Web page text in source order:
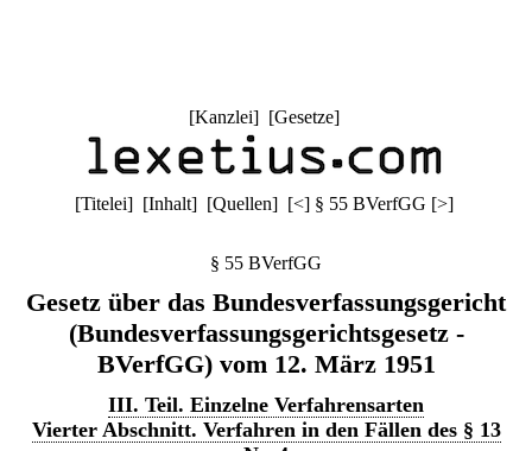
[Kanzlei] [Gesetze]
[Titelei] [Inhalt] [Quellen] [<] § 55 BVerfGG [>]
§ 55 BVerfGG
Gesetz über das Bundesverfassungsgericht
(Bundesverfassungsgerichtsgesetz -
BVerfGG) vom 12. März 1951
III. Teil. Einzelne Verfahrensarten
Vierter Abschnitt. Verfahren in den Fällen des § 13